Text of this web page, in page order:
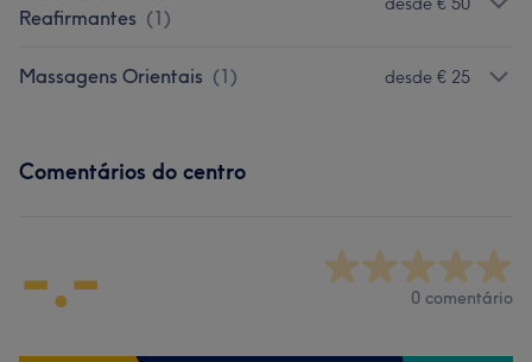
Reafirmantes (1)
Massagens Orientais (1) desde € 25
Comentários do centro
-.- 0 comentário